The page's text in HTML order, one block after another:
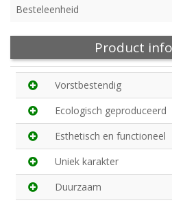
Besteleenheid
Product
Vorstbestendig
Ecologisch geproduceerd
Esthetisch en functioneel
Uniek karakter
Duurzaam